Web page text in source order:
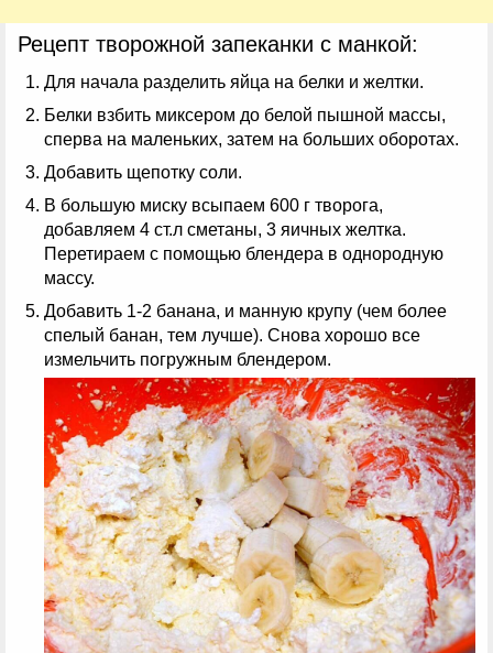
Рецепт творожной запеканки с манкой:
Для начала разделить яйца на белки и желтки.
Белки взбить миксером до белой пышной массы,
сперва на маленьких, затем на больших оборотах.
Добавить щепотку соли.
В большую миску всыпаем 600 г творога,
добавляем 4 ст.л сметаны, 3 яичных желтка.
Перетираем с помощью блендера в однородную
массу.
Добавить 1-2 банана, и манную крупу (чем более
спелый банан, тем лучше). Снова хорошо все
измельчить погружным блендером.